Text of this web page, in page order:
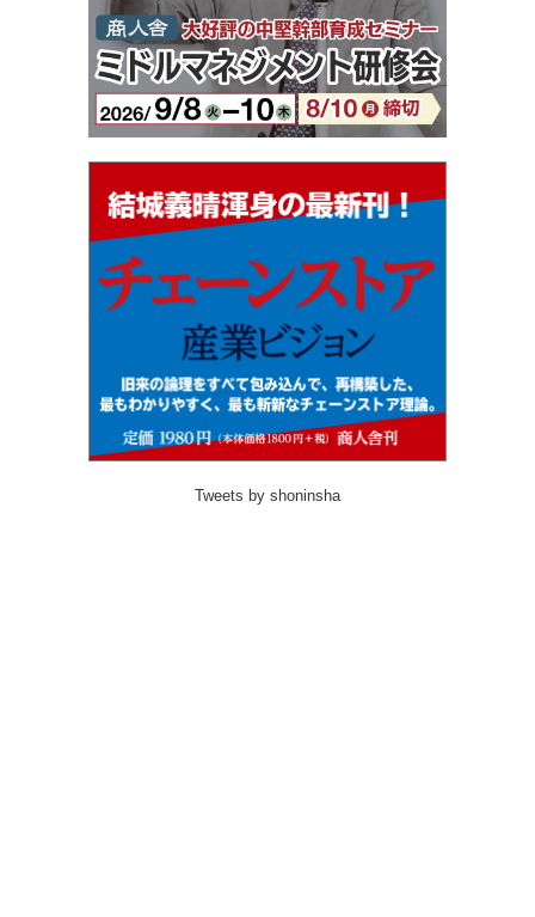
Tweets by shoninsha